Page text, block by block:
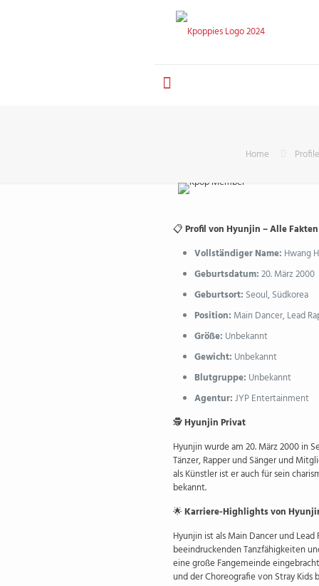
Home Profile
📋Profil von Hyunjin – Alle Fakten
Vollständiger Name: Hwang
Geburtsdatum:20. März 2000
Geburtsort: Seoul, Südkorea
Position: Main Dancer, Lead
Größe: Unbekannt
Gewicht: Unbekannt
Blutgruppe: Unbekannt
Agentur:JYP Entertainment
🕵️Hyunjin Privat
Hyunjin wurde am 20. März 2000 in
Tänzer, Rapper und Sänger und
als Künstler ist er auch für sein
bekannt.
🌟Karriere-Highlights von
Hyunjin ist als Main Dancer und
beeindruckenden Tanzfähigkeiten
eine große Fangemeinde
und der Choreografie von Stray Kids